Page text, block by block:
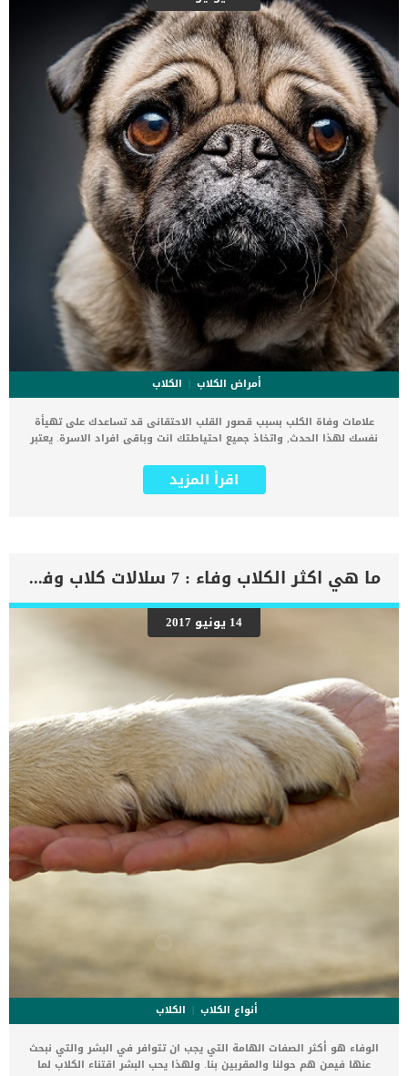
أمراض الكلاب
الكلاب
علامات وفاة الكلب بسبب قصور القلب الاحتقانى قد تساعدك على تهيأة
نفسك لهذا الحدث, واتخاذ جميع احتياطتك انت وباقى افراد الاسرة. يعتبر
يتعرض لها جميع الكائنات الحية بما فى ذلك الكلاب والقطط. كما ان القلب
يعتبر عضوا رئيسيا فى جسم الكلاب, واى قصور به يعتبر قصور فى باقى
اعراض وعلامات تضخم القلب عند الكلاب فى هذا المقال سنطلعك على
بعض العلامات التي تشير إلى أن كلبك قد اقترب من مرحلة يحتافيها إلى
رعاية المسنين أو قد تفكر في القتل الرحيم. يمكننا اختصار هذه العلامات
على شكل مجموعة من المراحل التى يتدرجها الكلب الى ان يصل الى
النهاية. اهم علامات وفاة الكلاب بسبب قصور القلب الاحتقانى كما ذكرنا
الوفاة. _المرحلة الاولى, تظهر ان الكلب معرض لخطر الإصابة بسرطان
القلب ، ولكن ليس لديه أعراض ولا تغييرات في القلب. _المرحلة
الثانية,يعاني الكلب […]
اقرأ المزيد
ما هي اكثر الكلاب وفاء : 7 سلالات كلاب وفية لاصحابها
14 يونيو 2017
أنواع الكلاب
الكلاب
الوفاء هو أكثر الصفات الهامة التي يجب ان تتوافر في البشر والتي نبحث
عنها فيمن هم حولنا والمقربين بنا. ولهذا يحب البشر اقتناء الكلاب لما